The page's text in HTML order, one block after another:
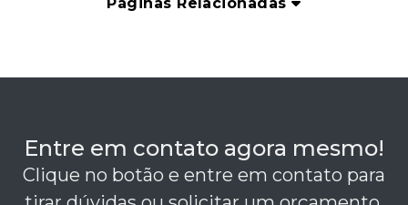
Entre em contato agora mesmo!
Clique no botão e entre em contato para